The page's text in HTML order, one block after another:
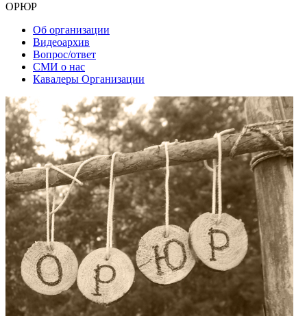
ОРЮР
Об организации
Видеоархив
Вопрос/ответ
СМИ о нас
Кавалеры Организации